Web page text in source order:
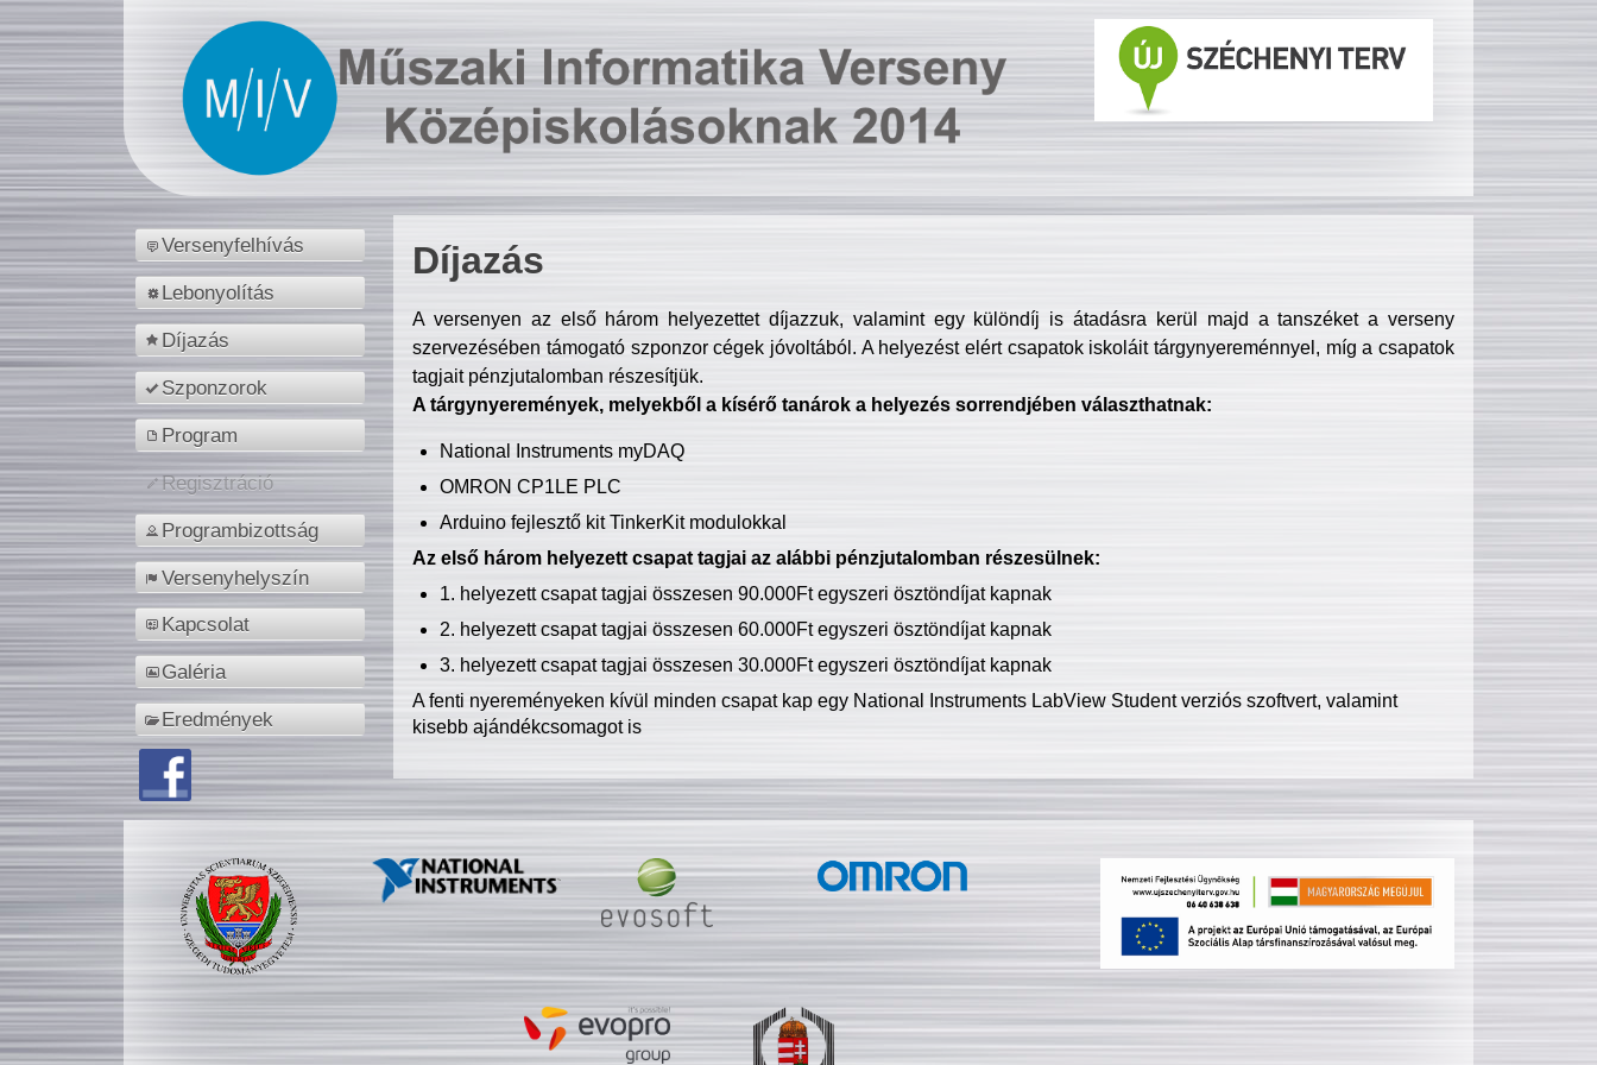
Versenyfelhívás
Lebonyolítás
Díjazás
Szponzorok
Program
Regisztráció
Programbizottság
Versenyhelyszín
Kapcsolat
Galéria
Eredmények
Díjazás
A versenyen az első három helyezettet díjazzuk, valamint egy különdíj is átadásra kerül majd a tanszéket a verseny
szervezésében támogató szponzor cégek jóvoltából. A helyezést elért csapatok iskoláit tárgynyereménnyel, míg a csapatok
tagjait pénzjutalomban részesítjük.
A tárgynyeremények, melyekből a kísérő tanárok a helyezés sorrendjében választhatnak:
National Instruments myDAQ
OMRON CP1LE PLC
Arduino fejlesztő kit TinkerKit modulokkal
Az első három helyezett csapat tagjai az alábbi pénzjutalomban részesülnek:
1. helyezett csapat tagjai összesen 90.000Ft egyszeri ösztöndíjat kapnak
2. helyezett csapat tagjai összesen 60.000Ft egyszeri ösztöndíjat kapnak
3. helyezett csapat tagjai összesen 30.000Ft egyszeri ösztöndíjat kapnak
A fenti nyereményeken kívül minden csapat kap egy National Instruments LabView Student verziós szoftvert, valamint
kisebb ajándékcsomagot is